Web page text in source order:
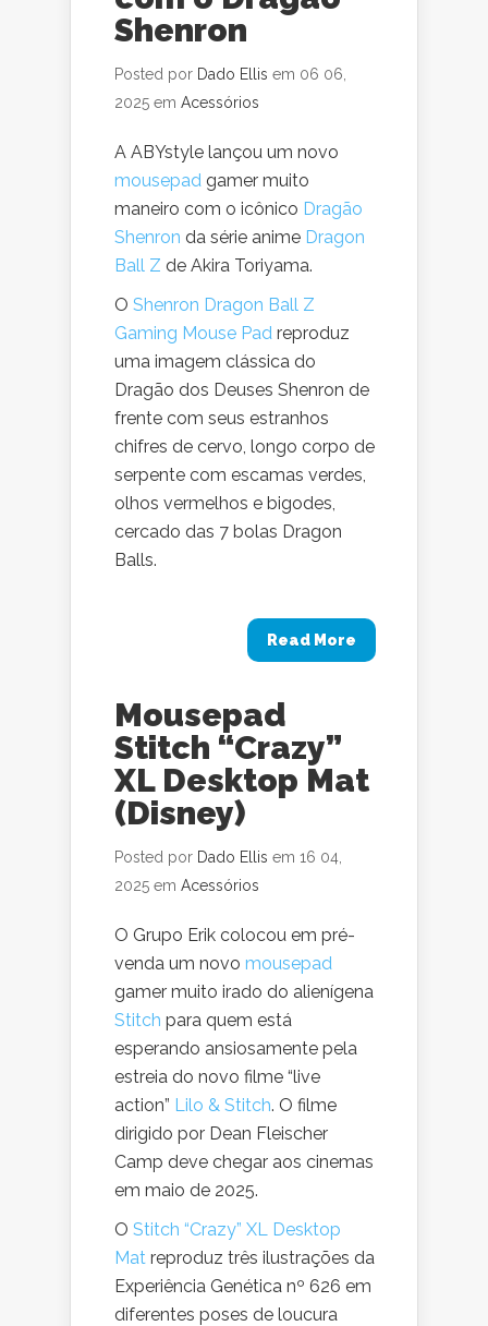
Shenron
Posted por Dado Ellis em 06 06,
2025 em Acessórios
A ABYstyle lançou um novo
mousepad gamer muito
maneiro com o icônico Dragão
Shenron da série anime Dragon
Ball Z de Akira Toriyama.
O Shenron Dragon Ball Z
Gaming Mouse Pad reproduz
uma imagem clássica do
Dragão dos Deuses Shenron de
frente com seus estranhos
chifres de cervo, longo corpo de
serpente com escamas verdes,
olhos vermelhos e bigodes,
cercado das 7 bolas Dragon
Balls.
Read More
Mousepad
Stitch “Crazy”
XL Desktop Mat
(Disney)
Posted por Dado Ellis em 16 04,
2025 em Acessórios
O Grupo Erik colocou em pré-
venda um novo mousepad
gamer muito irado do alienígena
Stitch para quem está
esperando ansiosamente pela
estreia do novo filme “live
action” Lilo & Stitch. O filme
dirigido por Dean Fleischer
Camp deve chegar aos cinemas
em maio de 2025.
O Stitch “Crazy” XL Desktop
Mat reproduz três ilustrações da
Experiência Genética nº 626 em
diferentes poses de loucura